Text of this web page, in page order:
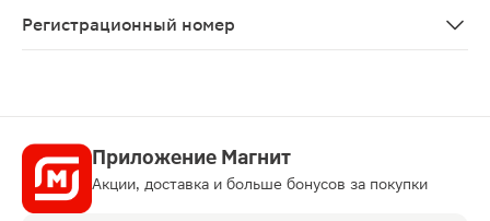
Регистрационный номер
Приложение Магнит
Акции, доставка и больше бонусов за покупки